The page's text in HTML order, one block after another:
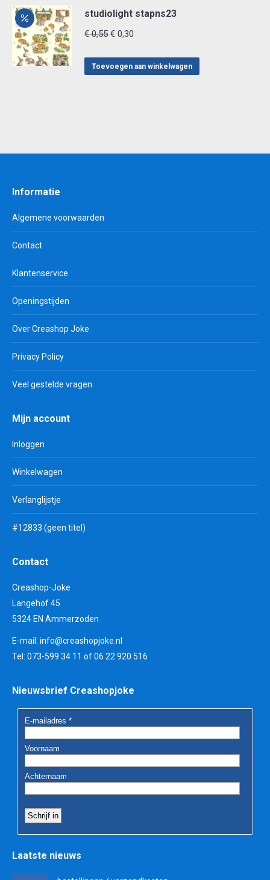
studiolight stapns23
€0,55 Oorspronkelijke
was:
€ 0,30
is:
Toevoegen aan winkelwagen
Informatie
Algemene voorwaarden
Contact
Klantenservice
Openingstijden
Over Creashop Joke
Privacy Policy
Veel gestelde vragen
Mijn account
Inloggen
Winkelwagen
Verlanglijstje
#12833 (geen titel)
Contact
Creashop-Joke
Langehof 45
5324 EN Ammerzoden
E-mail: info@creashopjoke.nl
Tel: 073-599 34 11 of 06 22 920 516
Nieuwsbrief Creashopjoke
Laatste nieuws